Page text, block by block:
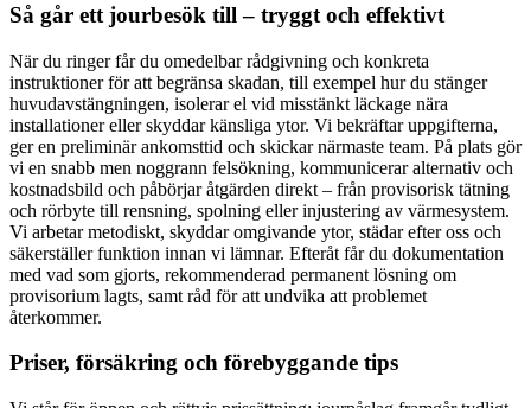
Så går ett jourbesök till – tryggt och effektivt
När du ringer får du omedelbar rådgivning och konkreta
instruktioner för att begränsa skadan, till exempel hur du stänger
huvudavstängningen, isolerar el vid misstänkt läckage nära
installationer eller skyddar känsliga ytor. Vi bekräftar uppgifterna,
ger en preliminär ankomsttid och skickar närmaste team. På plats gör
vi en snabb men noggrann felsökning, kommunicerar alternativ och
kostnadsbild och påbörjar åtgärden direkt – från provisorisk tätning
och rörbyte till rensning, spolning eller injustering av värmesystem.
Vi arbetar metodiskt, skyddar omgivande ytor, städar efter oss och
säkerställer funktion innan vi lämnar. Efteråt får du dokumentation
med vad som gjorts, rekommenderad permanent lösning om
provisorium lagts, samt råd för att undvika att problemet
återkommer.
Priser, försäkring och förebyggande tips